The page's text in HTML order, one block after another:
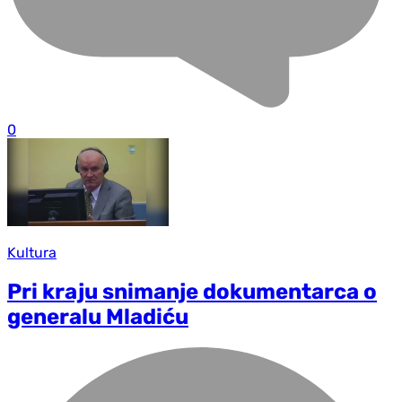
0
Kultura
Pri kraju snimanje dokumentarca o
generalu Mladiću